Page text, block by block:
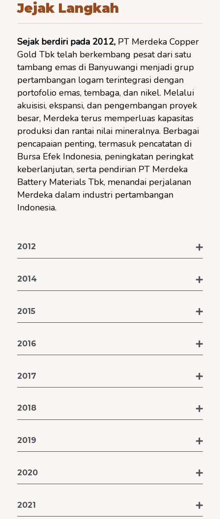
Jejak Langkah
Sejak berdiri pada 2012, PT Merdeka Copper
Gold Tbk telah berkembang pesat dari satu
tambang emas di Banyuwangi menjadi grup
pertambangan logam terintegrasi dengan
portofolio emas, tembaga, dan nikel. Melalui
akuisisi, ekspansi, dan pengembangan proyek
besar, Merdeka terus memperluas kapasitas
produksi dan rantai nilai mineralnya. Berbagai
pencapaian penting, termasuk pencatatan di
Bursa Efek Indonesia, peningkatan peringkat
keberlanjutan, serta pendirian PT Merdeka
Battery Materials Tbk, menandai perjalanan
Merdeka dalam industri pertambangan
Indonesia.
2012
2014
2015
2016
2017
2018
2019
2020
2021